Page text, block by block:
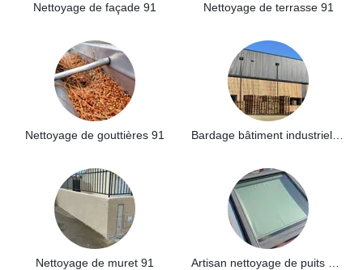
Nettoyage de façade 91 Nettoyage de terrasse 91
Nettoyage de gouttières 91
Nettoyage de muret 91